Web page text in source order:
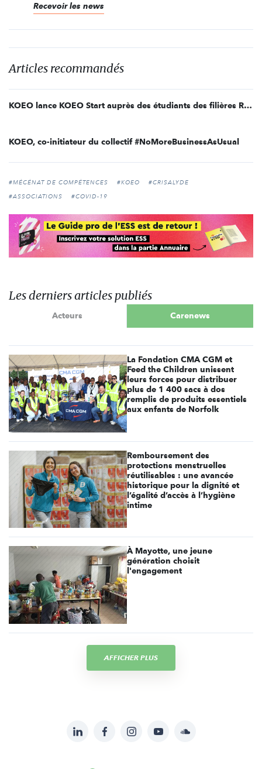
Recevoir les news
Articles recommandés
KOEO lance KOEO Start auprès des étudiants des filières RH au travers d'un module pédagogique dédié au mécénat de compétences
KOEO, co-initiateur du collectif #NoMoreBusinessAsUsual
#MÉCÉNAT DE COMPÉTENCES #KOEO
#CRISALYDE
#ASSOCIATIONS
#COVID-19
Les derniers articles publiés
Acteurs Carenews
La Fondation CMA CGM et
Feed the Children unissent
leurs forces pour distribuer
plus de 1 400 sacs à dos
remplis de produits essentiels
aux enfants de Norfolk
Remboursement des
protections menstruelles
réutilisables : une avancée
historique pour la dignité et
l’égalité d’accès à l’hygiène
intime
À Mayotte, une jeune
génération choisit
l'engagement
AFFICHER PLUS
LinkedInFacebookInstagramYouTubeSoundcloud